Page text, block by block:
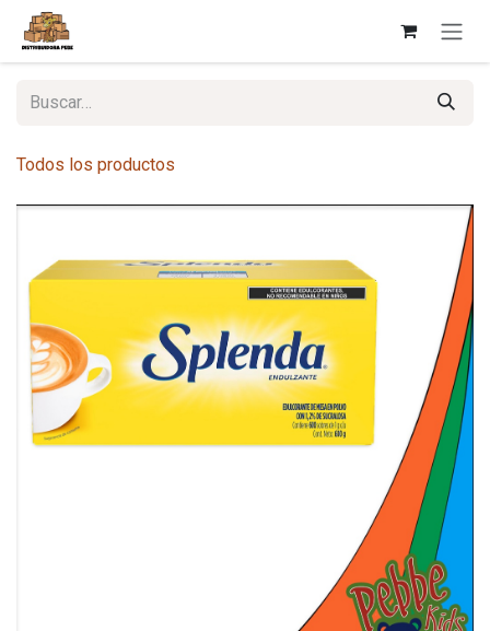
Ir al contenido
Todos los productos